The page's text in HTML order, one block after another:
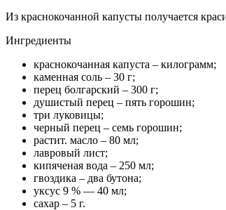
Из краснокочанной капусты получается
Ингредиенты
краснокочанная капуста – килограмм;
каменная соль – 30 г;
перец болгарский – 300 г;
душистый перец – пять горошин;
три луковицы;
черный перец – семь горошин;
растит. масло – 80 мл;
лавровый лист;
кипяченая вода – 250 мл;
гвоздика – два бутона;
уксус 9 % — 40 мл;
сахар – 5 г.